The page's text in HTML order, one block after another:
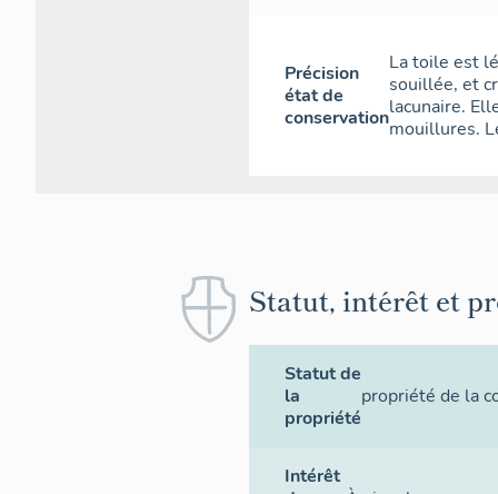
Précision
état de
conservation
La toile est
souillée, et
lacunaire.
mouillures.
Statut, intérêt et
Statut de
la
propriété
propriété de la
Intérêt